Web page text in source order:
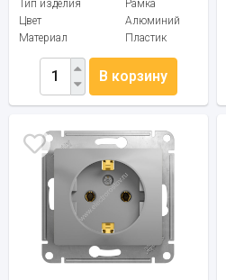
Тип изделия
Рамка
Цвет
Алюминий
Материал
Пластик
В корзину